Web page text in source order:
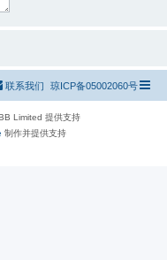
琼ICP备05002060号
联系我们
Limited 提供支持
制作并提供支持